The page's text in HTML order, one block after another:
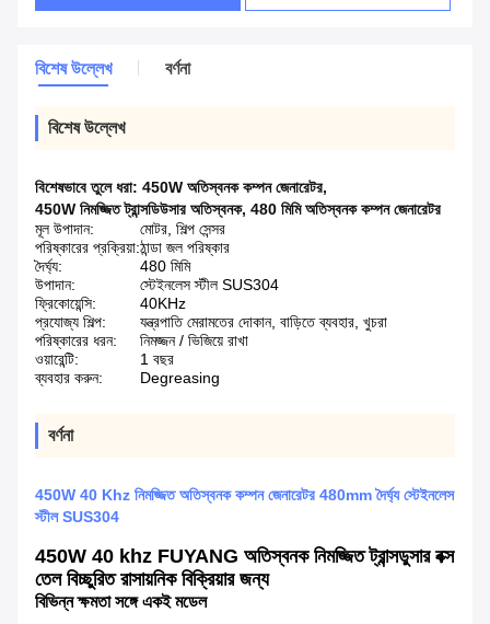
বিশেষ উল্লেখ বর্ণনা
বিশেষ উল্লেখ
বিশেষভাবে তুলে ধরা: 450W অতিস্বনক কম্পন জেনারেটর,
450W নিমজ্জিত ট্রান্সডিউসার অতিস্বনক, 480 মিমি অতিস্বনক কম্পন জেনারেটর
মূল উপাদান:
মোটর, শিল্প সেন্সর
পরিষ্কারের প্রক্রিয়া:ঠান্ডা জল পরিষ্কার
দৈর্ঘ্য:
480 মিমি
উপাদান:
স্টেইনলেস স্টীল SUS304
ফ্রিকোয়েন্সি:
40KHz
প্রযোজ্য শিল্প:
যন্ত্রপাতি মেরামতের দোকান, বাড়িতে ব্যবহার, খুচরা
পরিষ্কারের ধরন:
নিমজ্জন / ভিজিয়ে রাখা
ওয়ারেন্টি:
1 বছর
ব্যবহার করুন:
Degreasing
বর্ণনা
450W 40 Khz নিমজ্জিত অতিস্বনক কম্পন জেনারেটর 480mm দৈর্ঘ্য স্টেইনলেস
স্টীল SUS304
450W 40 khz FUYANG অতিস্বনক নিমজ্জিত ট্রান্সডুসার বক্স
তেল বিচ্ছুরিত রাসায়নিক বিক্রিয়ার জন্য
বিভিন্ন ক্ষমতা সঙ্গে একই মডেল